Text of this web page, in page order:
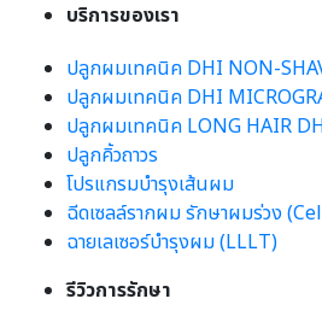
บริการของเรา
ปลูกผมเทคนิค DHI NON-
ปลูกผมเทคนิค DHI
ปลูกผมเทคนิค LONG HAIR
ปลูกคิ้วถาวร
โปรแกรมบำรุงเส้นผม
ฉีดเซลล์รากผม รักษาผมร่วง
ฉายเลเซอร์บำรุงผม (LLLT)
รีวิวการรักษา